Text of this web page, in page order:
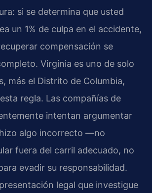
si se determina que usted
un 1% de culpa en el accidente,
compensación se
Virginia es uno de solo
más el Distrito de Columbia,
regla. Las compañías de
intentan argumentar
algo incorrecto —no
fuera del carril adecuado, no
evadir su responsabilidad.
legal que investigue